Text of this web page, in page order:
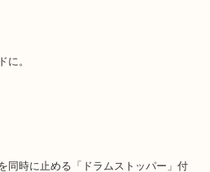
に。
同時に止める「ドラムストッパー」付